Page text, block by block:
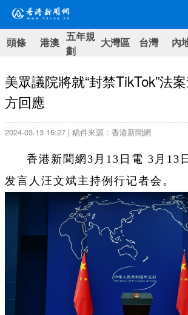
頭條 港澳 五年規
劃
大灣區 台灣 內
美眾議院將就“封禁TikTok”法
方回應
2024-03-13 16:27 | 稿件來源：香港新聞網
香港新聞網3月13日電 3月13
发言人汪文斌主持例行记者会。